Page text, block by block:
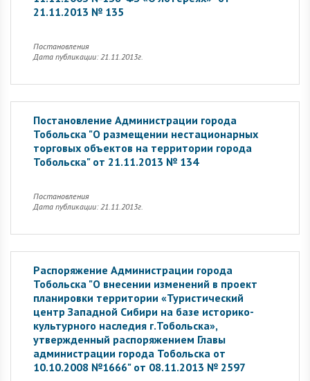
21.11.2013 № 135
Постановления
Дата публикации: 21.11.2013г.
Постановление Администрации города
Тобольска "О размещении нестационарных
торговых объектов на территории города
Тобольска" от 21.11.2013 № 134
Постановления
Дата публикации: 21.11.2013г.
Распоряжение Администрации города
Тобольска "О внесении изменений в проект
планировки территории «Туристический
центр Западной Сибири на базе историко-
культурного наследия г.Тобольска»,
утвержденный распоряжением Главы
администрации города Тобольска от
10.10.2008 №1666" от 08.11.2013 № 2597